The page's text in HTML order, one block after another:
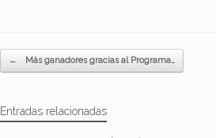
Navegador de artículos
← Más ganadores gracias al Programa…
Entradas relacionadas